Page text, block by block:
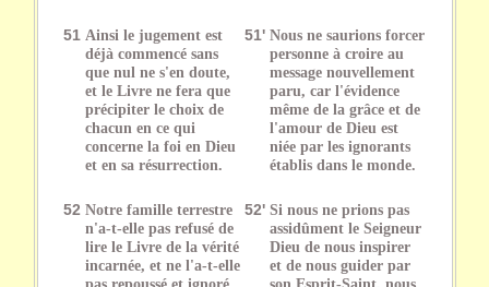
51 Ainsi le jugement est
déjà commencé sans
que nul ne s'en doute,
et le Livre ne fera que
précipiter le choix de
chacun en ce qui
concerne la foi en Dieu
et en sa résurrection.
51' Nous ne saurions forcer
personne à croire au
message nouvellement
paru, car l'évidence
même de la grâce et de
l'amour de Dieu est
niée par les ignorants
établis dans le monde.
52 Notre famille terrestre
n'a-t-elle pas refusé de
lire le Livre de la vérité
incarnée, et ne l'a-t-elle
pas repoussé et ignoré
52' Si nous ne prions pas
assidûment le Seigneur
Dieu de nous inspirer
et de nous guider par
son Esprit-Saint, nous